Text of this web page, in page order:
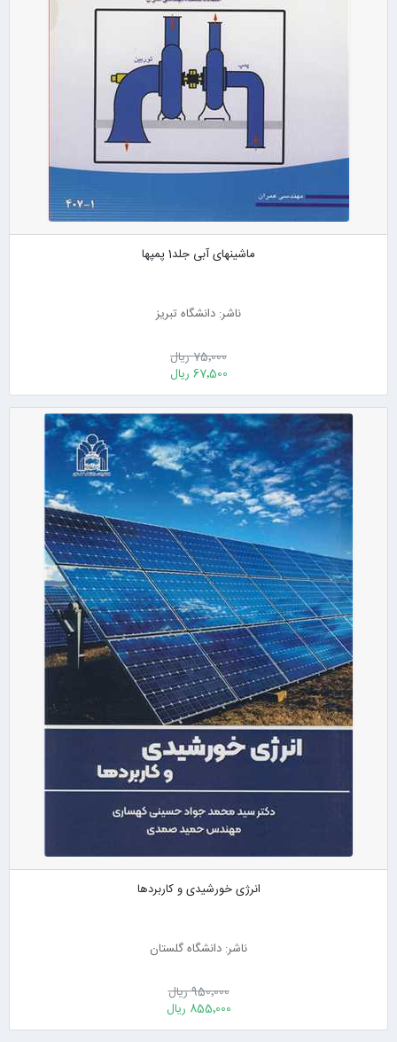
ماشینهای آبی جلد1 پمپها
ناشر: دانشگاه تبریز
75٬000 ریال
67٬500 ریال
انرژی خورشیدی و کاربردها
ناشر: دانشگاه گلستان
950٬000 ریال
855٬000 ریال